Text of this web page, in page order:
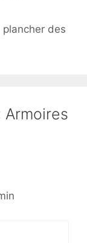
plancher des
Armoires